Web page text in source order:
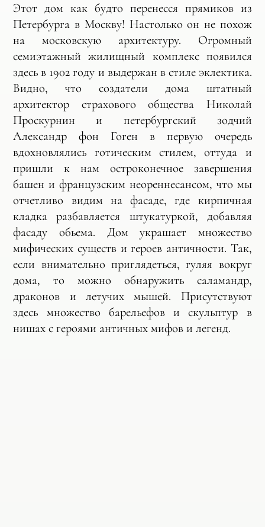
Этот дом как будто перенесся прямиков из
Петербурга в Москву! Настолько он не похож
на московскую архитектуру. Огромный
семиэтажный жилищный комплекс появился
здесь в 1902 году и выдержан в стиле эклектика.
Видно, что создатели дома штатный
архитектор страхового общества Николай
Проскурнин и петербургский зодчий
Александр фон Гоген в первую очередь
вдохновлялись готическим стилем, оттуда и
пришли к нам остроконечное завершения
башен и французским неореннесансом, что мы
отчетливо видим на фасаде, где кирпичная
кладка разбавляется штукатуркой, добавляя
фасаду обьема. Дом украшает множество
мифических существ и героев античности. Так,
если внимательно приглядеться, гуляя вокруг
дома, то можно обнаружить саламандр,
драконов и летучих мышей. Присутствуют
здесь множество барельефов и скульптур в
нишах с героями античных мифов и легенд.